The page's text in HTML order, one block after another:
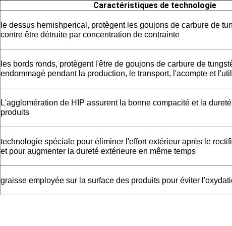
Caractéristiques de technologie
le dessus hemishperical, protègent les goujons de carbure de
contre être détruite par concentration de contrainte
les bords ronds, protègentl'être de goujons de carbure de
endommagé pendant la production, le transport, l'acompte et
L'agglomération de HIP assurent la bonne compacité et la
produits
technologie spéciale pour éliminer l'effort extérieur après le
et pour augmenter la dureté extérieure en même temps
graisse employée sur la surface des produits pour éviter